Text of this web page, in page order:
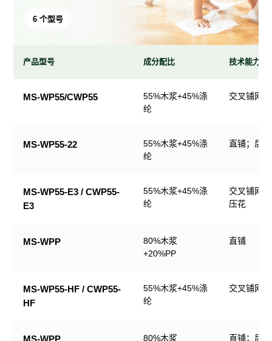
6 个型号
产品型号 成分配比 技术能力
MS-WP55/CWP55
55%木浆+45%涤
纶
交叉铺网
MS-WP55-22
55%木浆+45%涤
纶
直铺；后
MS-WP55-E3 / CWP55-
E3
55%木浆+45%涤
纶
交叉铺网
压花
MS-WPP
80%木浆
+20%PP
直铺
MS-WP55-HF / CWP55-
HF
55%木浆+45%涤
纶
交叉铺网
MS-WPP 80%木浆 直铺；后